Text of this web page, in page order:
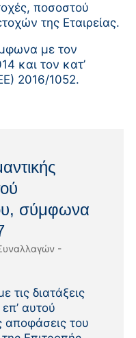
ποσοστού
της Εταιρείας.
με τον
και τον κατ’
2016/1052.
σύμφωνα
-
διατάξεις
αυτού
αποφάσεις του